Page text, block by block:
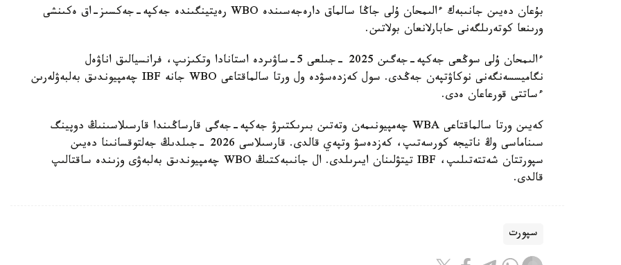
بۇعان دەيىن جانىبەك ءالىمحان ۇلى جاڭا سالماق دارەجەسىندە WBO رەيتينگىندە جەكپە-جەكسىز-اق ەكىنشى
ورىنعا كوتەرىلگەنى حابارلانعان بولاتىن.
ءالىمحان ۇلى سوڭعى جەكپە-جەگىن 2025 -جىلعى 5-ساۋىردە استانادا وتكىزىپ، فرانسيالىق اناۋەل
نگاميسسەنگەنى نوكاۋتپەن جەڭدى. سول كەزدەسۋدە ول ورتا سالماقتاعى WBO جانە IBF چەمپيوندىق بەلبەۋلەرىن
ءساتتى قورعاعان ەدى.
كەيىن ورتا سالماقتاعى WBA چەمپيونىمەن وتەتىن بىرىكتىرۋ جەكپە-جەگى قارساڭىندا قارسىلاسىنىڭ دوپينگ
سىناماسى وڭ ناتيجە كورسەتىپ، كەزدەسۋ وتپەي قالدى. قارسىلاسى 2026 -جىلدىڭ جەلتوقسانىنا دەيىن
سپورتتان شەتتەتىلىپ، IBF تيتۋلىنان ايىرىلدى. ال جانىبەكتىڭ WBO چەمپيوندىق بەلبەۋى وزىندە ساقتالىپ
قالدى.
سپورت